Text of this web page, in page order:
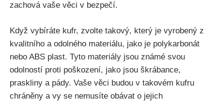
zachová vaše věci ‍v bezpečí.
Když vybíráte kufr, zvolte takový, který⁢ je vyrobený ⁤z
kvalitního a odolného materiálu, jako je polykarbonát
nebo ABS plast. Tyto materiály jsou známé svou
‌odolností⁤ proti poškození, jako jsou škrábance,⁣
praskliny a pády. ⁣Vaše věci budou v ⁢takovém kufru
chráněny a vy se nemusíte obávat o jejich